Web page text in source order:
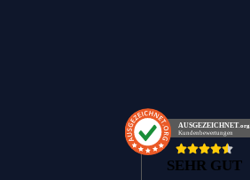
AUSGEZEICHNET .org
Kundenbewertungen
SEHR GUT